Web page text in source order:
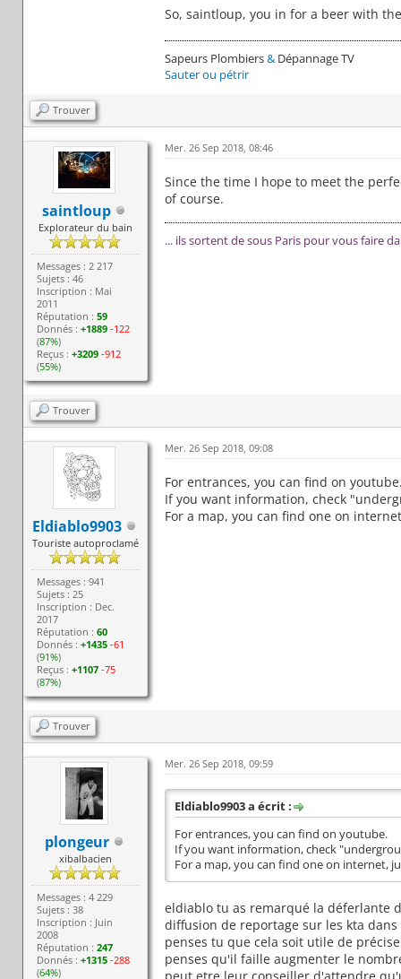
So, saintloup, you in for a beer with
Sapeurs Plombiers&Dépannage TV
Sauter ou pétrir
Trouver
saintloup
Explorateur du bain
Messages : 2 217
Sujets : 46
Inscription : Mai
2011
Réputation :59
Donnés :+1889 -122
(87%)
Reçus :+3209 -912
(55%)
Mer. 26 Sep 2018, 08:46
Since the time I hope to meet the
of course.
... ils sortent de sous Paris pour vous faire
Trouver
Eldiablo9903
Touriste autoproclamé
Messages : 941
Sujets : 25
Inscription : Dec.
2017
Réputation :60
Donnés :+1435 -61
(91%)
Reçus :+1107 -75
(87%)
Mer. 26 Sep 2018, 09:08
For entrances, you can find on
If you want information, check
For a map, you can find one on
Trouver
plongeur
xibalbacien
Messages : 4 229
Sujets : 38
Inscription : Juin
2008
Réputation :247
Donnés :+1315 -288
(64%)
Mer. 26 Sep 2018, 09:59
Eldiablo9903 a écrit :
For entrances, you can find on youtube.
If you want information, check
For a map, you can find one on internet,
eldiablo tu as remarqué la déferlante
diffusion de reportage sur les kta
penses tu que cela soit utile de
penses qu'il faille augmenter le
peut etre leur conseiller d'attendre